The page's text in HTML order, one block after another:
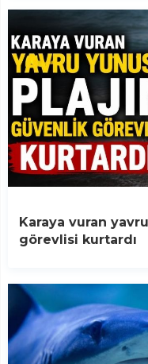
Karaya vuran
görevlisi kurtardı